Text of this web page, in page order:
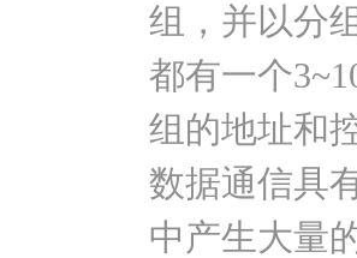
组，并以分
都有一个
组的地址和
数据通信具
中产生大量